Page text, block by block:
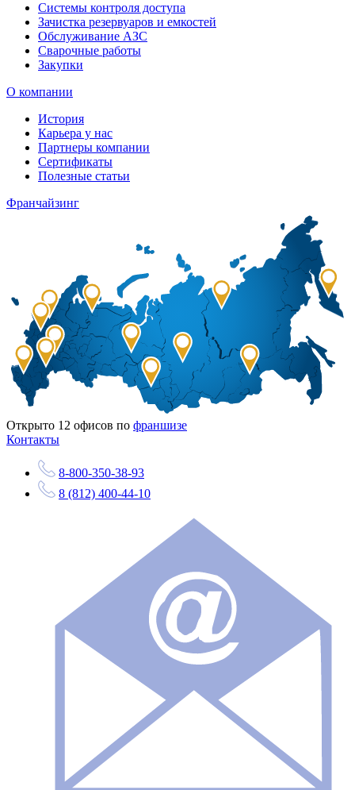
Системы контроля доступа
Зачистка резервуаров и емкостей
Обслуживание АЗС
Сварочные работы
Закупки
О компании
История
Карьера у нас
Партнеры компании
Сертификаты
Полезные статьи
Франчайзинг
Открыто 12 офисов по франшизе
Контакты
8-800-350-38-93
8 (812) 400-44-10